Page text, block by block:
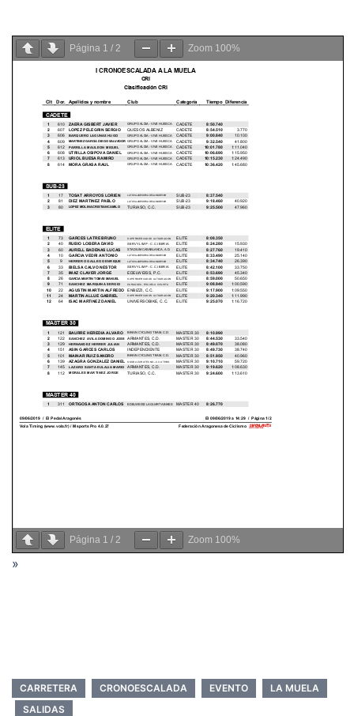
Página 1 / 2 Zoom 100%
Página 1 / 2 Zoom 100%
»
CARRETERA CRONOESCALADA EVENTO
LA MUELA
SALIDAS